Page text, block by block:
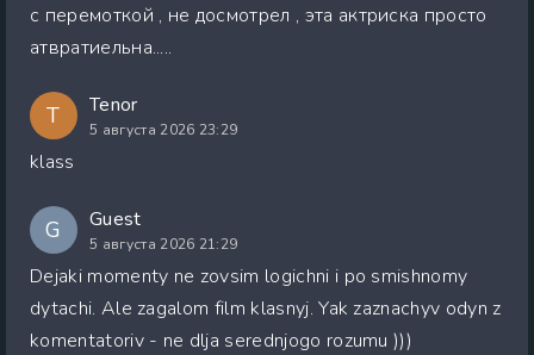
с перемоткой , не досмотрел , эта актриска просто
атвратиельна.....
T Tenor
5 августа 2026 23:29
klass
G Guest
5 августа 2026 21:29
Dejaki momenty ne zovsim logichni i po smishnomy
dytachi. Ale zagalom film klasnyj. Yak zaznachyv odyn z
komentatoriv - ne dlja serednjogo rozumu )))